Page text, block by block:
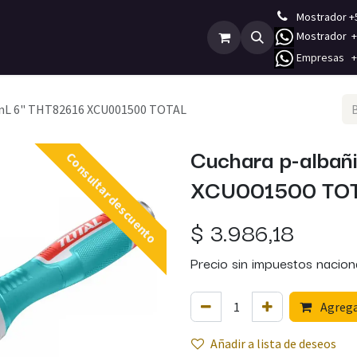
Mostrador
Mostrador
Empresas
6" THT82616 XCU001500 TOTAL
Consultar descuento
Cuchara p-
XCU001500
$ 3.986,18
Precio sin impuestos
Añadir a lista de deseos